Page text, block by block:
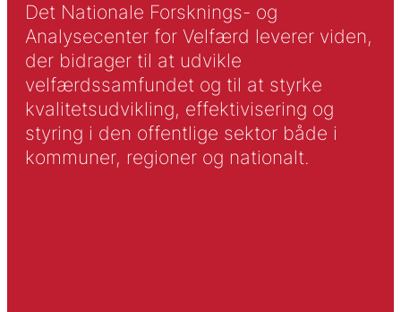
Det Nationale Forsknings- og
Analysecenter for Velfærd leverer viden,
der bidrager til at udvikle
velfærdssamfundet og til at styrke
kvalitetsudvikling, effektivisering og
styring i den offentlige sektor både i
kommuner, regioner og nationalt.